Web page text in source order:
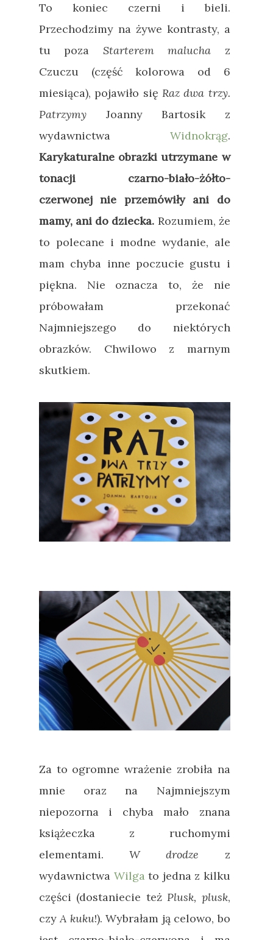
To koniec czerni i bieli.
Przechodzimy na żywe kontrasty, a
tu poza Starterem malucha z
Czuczu (część kolorowa od 6
miesiąca), pojawiło się Raz dwa trzy.
Patrzymy Joanny Bartosik z
wydawnictwa Widnokrąg.
Karykaturalne obrazki utrzymane w
tonacji czarno-biało-żółto-
czerwonej nie przemówiły ani do
mamy, ani do dziecka. Rozumiem, że
to polecane i modne wydanie, ale
mam chyba inne poczucie gustu i
piękna. Nie oznacza to, że nie
próbowałam przekonać
Najmniejszego do niektórych
obrazków. Chwilowo z marnym
skutkiem.
Za to ogromne wrażenie zrobiła na
mnie oraz na Najmniejszym
niepozorna i chyba mało znana
książeczka z ruchomymi
elementami.W drodze z
wydawnictwa Wilgato jedna z kilku
części (dostaniecie teżPlusk, plusk,
czyA kuku!). Wybrałam ją celowo, bo